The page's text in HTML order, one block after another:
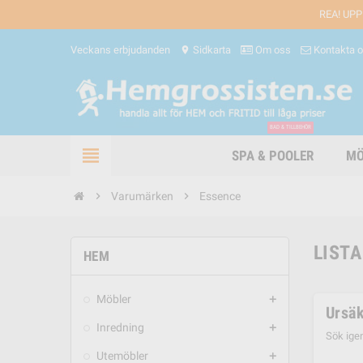
REA!
Veckans erbjudanden location_on Sidkarta Om oss Kontakta
view_headline SPA & POOLER
BAD & TILLBEHÖR
chevron_right Varumärken chevron_right Essence
HEM
Möbler add
Inredning add
Utemöbler add
Sök